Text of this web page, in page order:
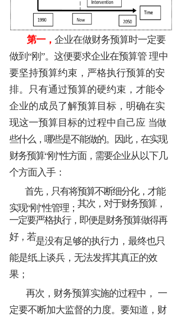
第一，企业在做财务预算时一定要
做到“刚”。这便要求企业在预算管 理中
要坚持预算约束，严格执行预算的安
排。只有通过预算的硬约束，才能令
企业的成员了解预算目标，明确在实
现这一预算目标的过程中自己应 当做
些什么，哪些是不能做的。因此，在实现
财务预算“刚”性方面，需要企业从以下几
个方面入手：
首先，只有将预算不断细分化，才能
实现“刚”性管理；其次，对于财务预算，
一定要严格执行，即便是财务预算做得再
好，若是没有足够的执行力，最终也只
能是纸上谈兵，无法发挥其真正的效
果；
再次，财务预算实施的过程中， 一
定要不断加大监督的力度。要知道， 财